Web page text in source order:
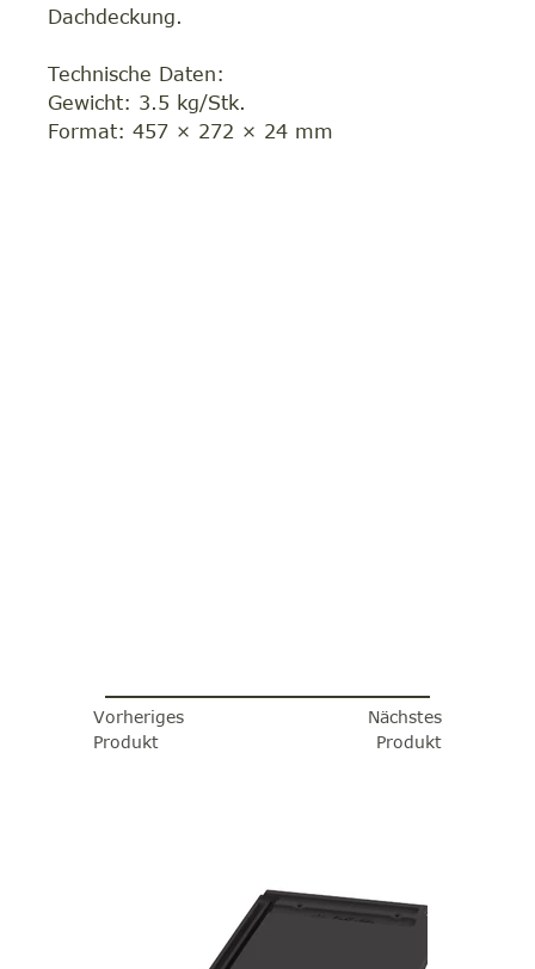
Dachdeckung.
Technische Daten:
Gewicht: 3.5 kg/Stk.
Format: 457 × 272 × 24 mm
Vorheriges
Produkt
Nächstes
Produkt